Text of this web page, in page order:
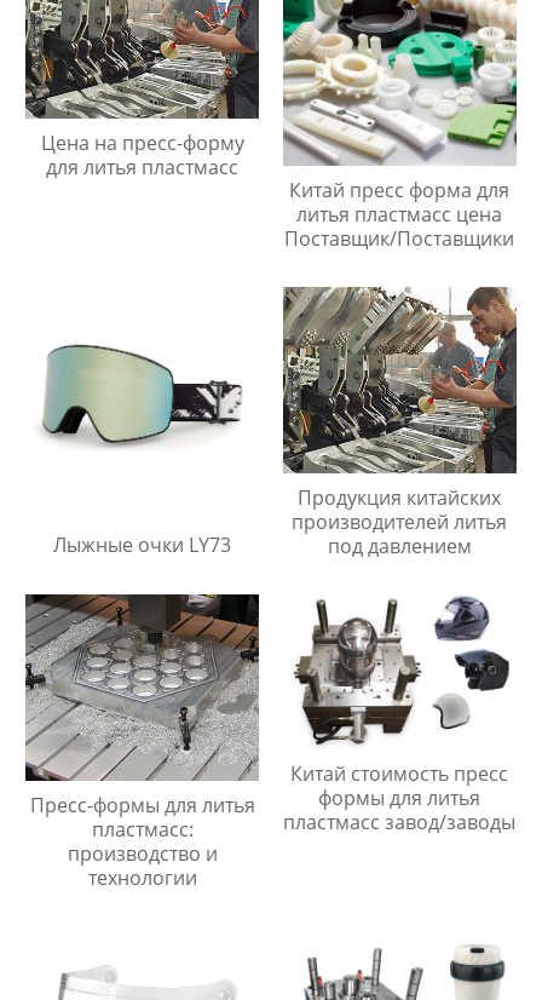
Цена на пресс-форму
для литья пластмасс
Китай пресс форма для
литья пластмасс цена
Поставщик/Поставщики
Лыжные очки LY73
Продукция китайских
производителей литья
под давлением
Пресс-формы для литья
пластмасс:
производство и
технологии
Китай стоимость пресс
формы для литья
пластмасс завод/заводы